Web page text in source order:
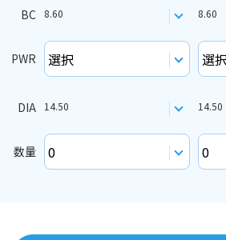
BC 8.60 8.60
PWR
DIA 14.50 14.50
数量